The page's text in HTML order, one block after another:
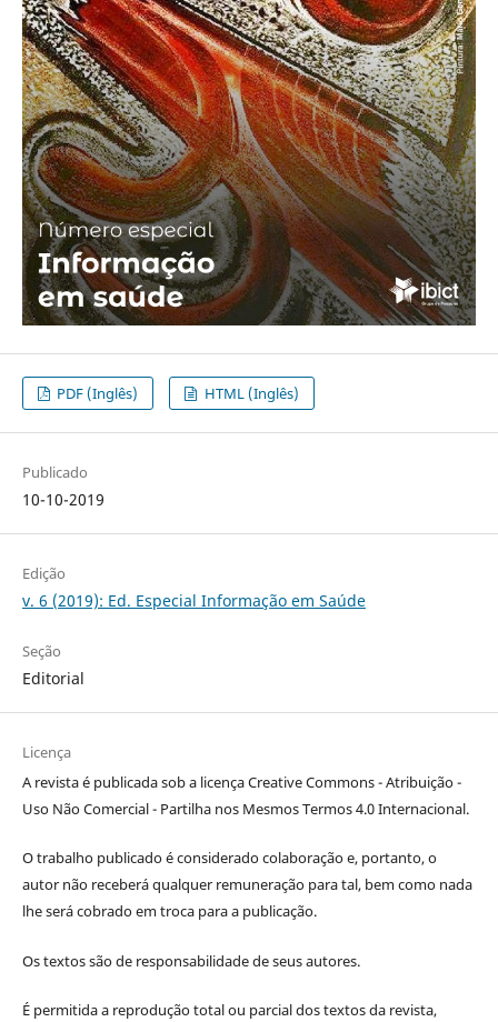
PDF (Inglês) HTML (Inglês)
Publicado
10-10-2019
Edição
v. 6 (2019): Ed. Especial Informação em Saúde
Seção
Editorial
Licença
A revista é publicada sob a licença Creative Commons - Atribuição -
Uso Não Comercial - Partilha nos Mesmos Termos 4.0 Internacional.
O trabalho publicado é considerado colaboração e, portanto, o
autor não receberá qualquer remuneração para tal, bem como nada
lhe será cobrado em troca para a publicação.
Os textos são de responsabilidade de seus autores.
É permitida a reprodução total ou parcial dos textos da revista,